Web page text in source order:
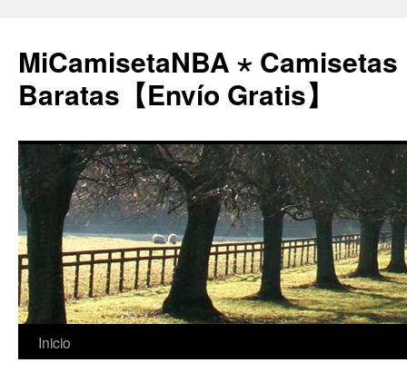
MiCamisetaNBA ⋆ Camisetas
Baratas【Envío Gratis】
Saltar
Inicio